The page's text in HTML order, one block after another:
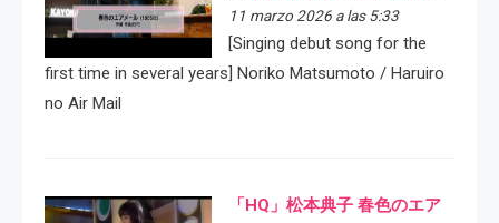
11 marzo 2026 a las 5:33
[Singing debut song for the
first time in several years] Noriko Matsumoto / Haruiro
no Air Mail
「HQ」松本典子 春色のエア